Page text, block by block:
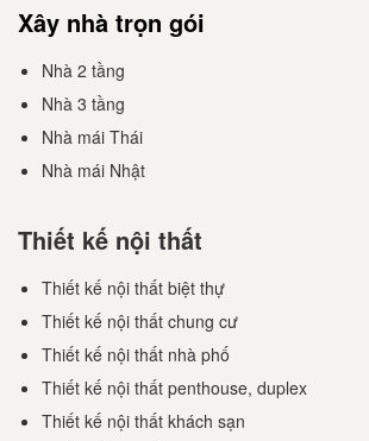
Xây nhà trọn gói
Nhà 2 tầng
Nhà 3 tầng
Nhà mái Thái
Nhà mái Nhật
Thiết kế nội thất
Thiết kế nội thất biệt thự
Thiết kế nội thất chung cư
Thiết kế nội thất nhà phố
Thiết kế nội thất penthouse, duplex
Thiết kế nội thất khách sạn